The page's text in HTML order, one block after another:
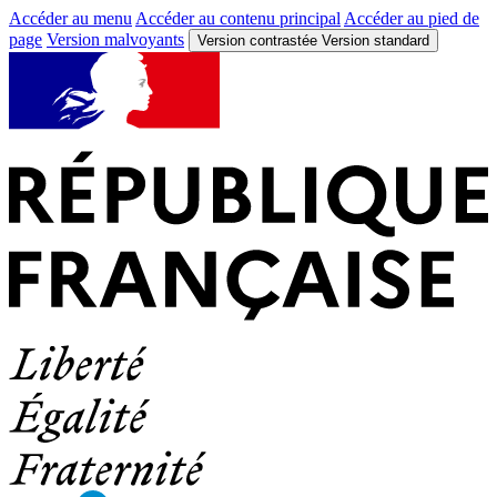
Accéder au menu Accéder au contenu principal Accéder au pied de
page Version malvoyants Version contrastée Version standard